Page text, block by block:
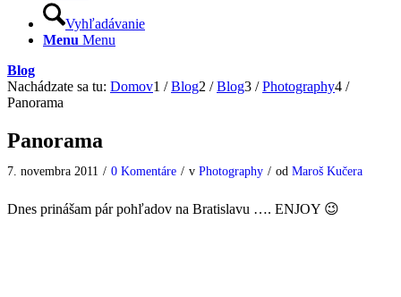
Vyhľadávanie
Menu Menu
Blog
Nachádzate sa tu: Domov1 / Blog2 / Blog3 / Photography4 /
Panorama
Panorama
7. novembra 2011 / 0 Komentáre / v Photography / od Maroš Kučera
Dnes prinášam pár pohľadov na Bratislavu …. ENJOY 😉